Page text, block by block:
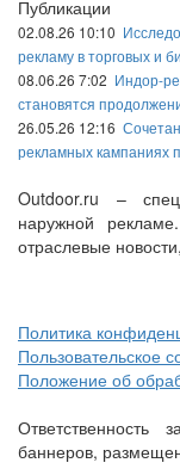
Публикации
02.08.26 10:10
рекламу в торговых и
08.06.26 7:02 Индор-
становятся
26.05.26 12:16
рекламных кампаниях
Outdoor.ru –
наружной
отраслевые
Политика
Пользовательское
Положение об
баннеров,